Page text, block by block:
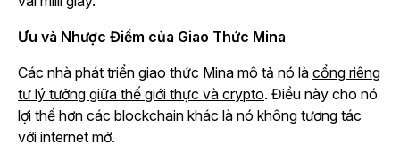
Ưu và Nhược Điểm của Giao Thức Mina
Các nhà phát triển giao thức Mina mô tả nó là cổng riêng
tư lý tưởng giữa thế giới thực và crypto. Điều này cho nó
lợi thế hơn các blockchain khác là nó không tương tác
với internet mở.